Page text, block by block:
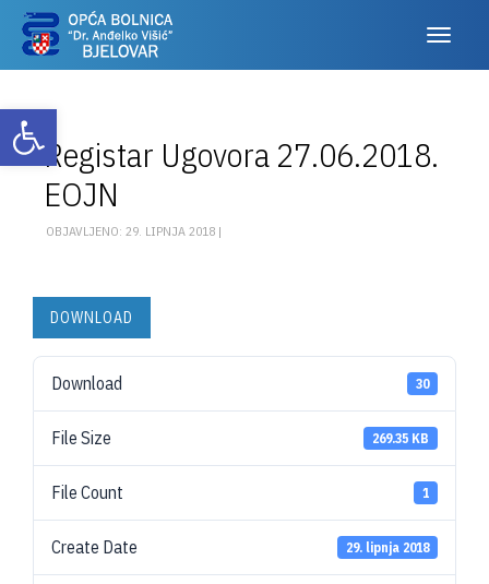
Otvori alatnu traku
Registar Ugovora 27.06.2018.
EOJN
OBJAVLJENO: 29. LIPNJA 2018 |
DOWNLOAD
Download 30
File Size 269.35 KB
File Count 1
Create Date 29. lipnja 2018